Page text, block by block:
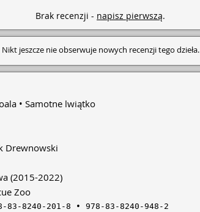
Brak recenzji - napisz pierwszą.
Nikt jeszcze nie obserwuje nowych recenzji tego dzieła.
Samotne lwiątko
Drewnowski
(2015-2022)
Zoo
83-8240-201-8 978-83-8240-948-2